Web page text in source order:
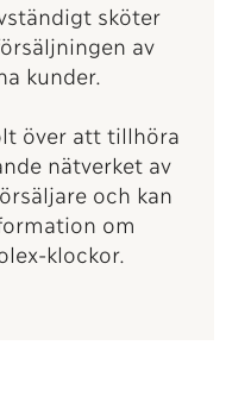
sköter
av
kunder.
över att tillhöra
nätverket av
och kan
om
klockor.